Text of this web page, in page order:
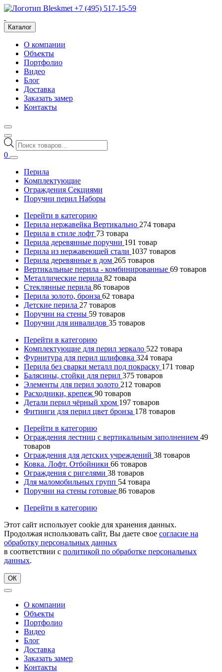
+7 (495) 517-15-59
Каталог
О компании
Объекты
Портфолио
Видео
Блог
Доставка
Заказать замер
Контакты
Поиск
товаров
0
Перила
Комплектующие
Ограждения Секциями
Поручни перил Наборы
Перейти в категорию
Перила нержавейка Вертикально 274 товара
Перила в стиле лофт 73 товара
Перила деревянные поручни 191 товар
Перила из нержавеющей стали 1037 товаров
Перила деревянные в дом 265 товаров
Вертикальные перила - комбинированные 69 товаров
Металлические перила 82 товара
Стеклянные перила 86 товаров
Перила золото, бронза 62 товара
Детские перила 27 товаров
Поручни на стены 59 товаров
Поручни для инвалидов 35 товаров
Перейти в категорию
Комплектующие для перил зеркало 522 товара
Фурнитура для перил шлифовка 324 товара
Перила без сварки металл под покраску 171 товар
Балясины, стойки для перил 375 товаров
Элементы для перил золото 212 товаров
Расходники, крепеж 90 товаров
Детали перил чёрный хром 197 товаров
Фитинги для перил цвет бронза 178 товаров
Перейти в категорию
Ограждения лестниц с вертикальным заполнением 49
товаров
Ограждения для детских учреждений 38 товаров
Ковка. Лофт. Отбойники 66 товаров
Ограждения с ригелями 38 товаров
Для маломобильных групп 54 товара
Поручни на стены готовые 86 товаров
Перейти в категорию
Этот сайт использует cookie для хранения данных.
Продолжая использовать сайт, Вы даете свое согласие на
обработку персональных данных
в соответствии с политикой по обработке персональных
данных.
ОК
О компании
Объекты
Портфолио
Видео
Блог
Доставка
Заказать замер
Контакты